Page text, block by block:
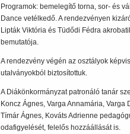
Programok: bemelegítő torna, sor- és
Dance vetélkedő. A rendezvényen
Lipták Viktória és Tüdődi Fédra
bemutatója.
A rendezvény végén az osztályok
utalványokból biztosítottuk.
A Diákönkormányzat patronáló tanár
Koncz Ágnes, Varga Annamária,
Tímár Ágnes, Kováts Adrienne
odafigyelését, felelős hozzáállását is.